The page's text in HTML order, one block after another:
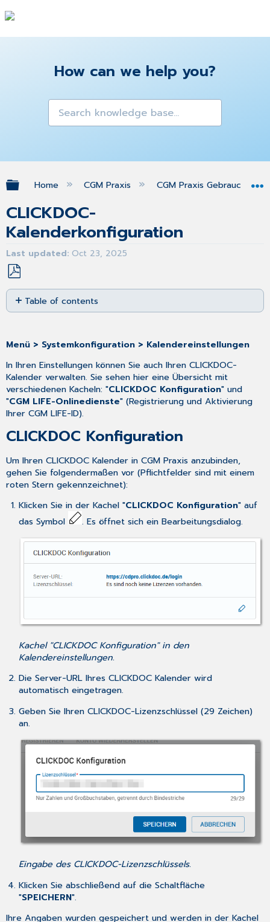
How can we help you?
Expand/collapse global hierarchy
Home CGM Praxis CGM Praxis
CLICKDOC-
Kalenderkonfiguration
Last updated Oct 23, 2025
Save
as
PDF
Table of contents
Onlinedienste
Menü > Systemkonfiguration > Kalendereinstellungen
In Ihren Einstellungen können Sie auch Ihren CLICKDOC-
Kalender verwalten. Sie sehen hier eine Übersicht mit
verschiedenen Kacheln: "CLICKDOC Konfiguration" und
"CGM LIFE-Onlinedienste" (Registrierung und Aktivierung
Ihrer CGM LIFE-ID).
CLICKDOC Konfiguration
Um Ihren CLICKDOC Kalender in CGM Praxis anzubinden,
gehen Sie folgendermaßen vor (Pflichtfelder sind mit einem
roten Stern gekennzeichnet):
Klicken Sie in der Kachel "CLICKDOC Konfiguration" auf
das Symbol
. Es öffnet sich ein Bearbeitungsdialog.
Kachel "CLICKDOC Konfiguration" in den
Kalendereinstellungen.
Die Server-URL Ihres CLICKDOC Kalender wird
automatisch eingetragen.
Geben Sie Ihren CLICKDOC-Lizenzschlüssel (29 Zeichen)
an.
Eingabe des CLICKDOC-Lizenzschlüssels.
Klicken Sie abschließend auf die Schaltfläche
"SPEICHERN".
Ihre Angaben wurden gespeichert und werden in der Kachel